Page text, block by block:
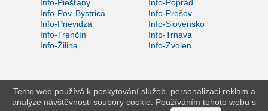
Info-Piešťany
Info-Poprad
Info-Pov. Bystrica
Info-Prešov
Info-Prievidza
Info-Slovensko
Info-Trenčín
Info-Trnava
Info-Žilina
Info-Zvolen
Tento web používá k poskytování služeb, personalizaci reklam a
analýze návštěvnosti soubory cookie. Používáním tohoto webu s